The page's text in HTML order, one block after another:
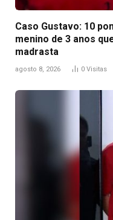
Caso Gustavo: 10
menino de 3 anos
madrasta
agosto 8, 2026 0 Visitas